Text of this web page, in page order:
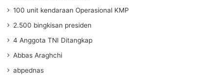
100 unit kendaraan Operasional KMP
2.500 bingkisan presiden
4 Anggota TNI Ditangkap
Abbas Araghchi
abpednas